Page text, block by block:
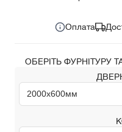
Оплата
ОБЕРІТЬ ФУРНІТУРУ